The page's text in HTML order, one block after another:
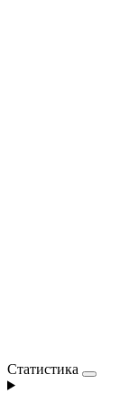
Статистика